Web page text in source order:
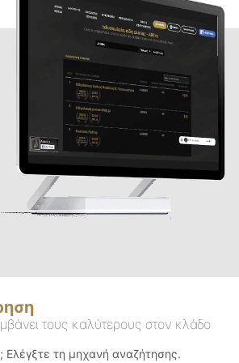
τους καλύτερους στον κλάδο
Ελέγξτε τη μηχανή αναζήτησης.